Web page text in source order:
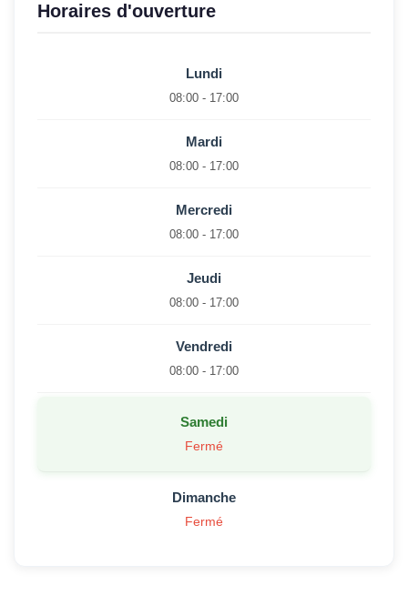
Horaires d'ouverture
Lundi
08:00 - 17:00
Mardi
08:00 - 17:00
Mercredi
08:00 - 17:00
Jeudi
08:00 - 17:00
Vendredi
08:00 - 17:00
Samedi
Fermé
Dimanche
Fermé